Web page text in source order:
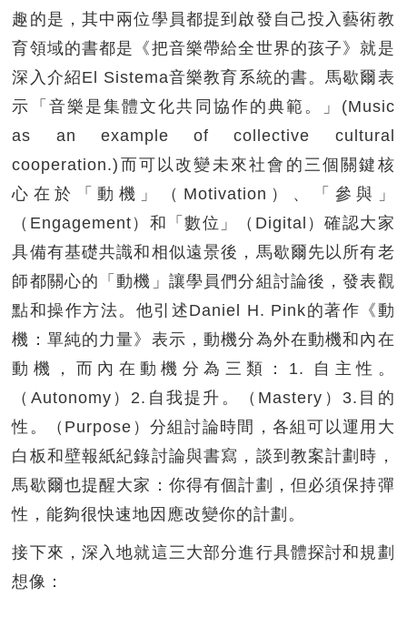
趣的是，其中兩位學員都提到啟發自己投入藝術教
育領域的書都是《把音樂帶給全世界的孩子》就是
深入介紹El Sistema音樂教育系統的書。馬歇爾表
示「音樂是集體文化共同協作的典範。」(Music
as an example of collective cultural
cooperation.)而可以改變未來社會的三個關鍵核
心在於「動機」（Motivation）、「參與」
（Engagement）和「數位」（Digital）確認大家
具備有基礎共識和相似遠景後，馬歇爾先以所有老
師都關心的「動機」讓學員們分組討論後，發表觀
點和操作方法。他引述Daniel H. Pink的著作《動
機：單純的力量》表示，動機分為外在動機和內在
動機，而內在動機分為三類：1. 自主性。
（Autonomy）2.自我提升。（Mastery）3.目的
性。（Purpose）分組討論時間，各組可以運用大
白板和壁報紙紀錄討論與書寫，談到教案計劃時，
馬歇爾也提醒大家：你得有個計劃，但必須保持彈
性，能夠很快速地因應改變你的計劃。
接下來，深入地就這三大部分進行具體探討和規劃
想像：